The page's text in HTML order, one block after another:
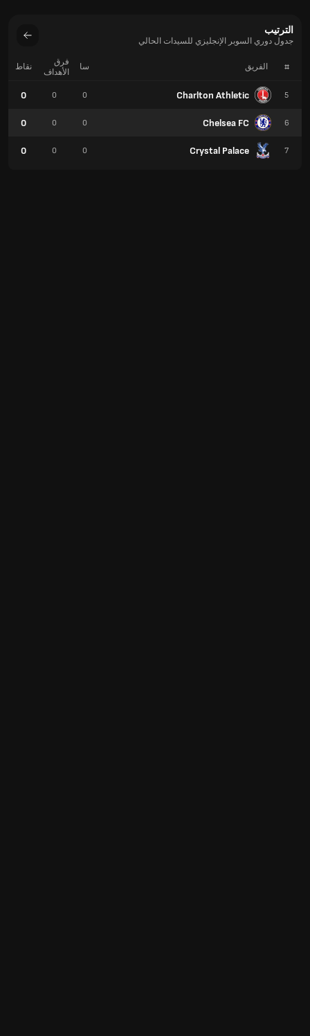
الترتيب
جدول دوري السوبر الإنجليزي للسيدات الحالي
# الفريق
5
Charlton Athletic
6
Chelsea FC
7
Crystal Palace
سا
فرق
الأهداف
نقاط
0
0
0
0
0
0
0
0
0